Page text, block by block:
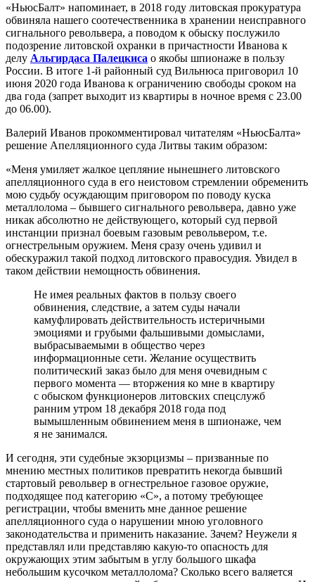
«НьюсБалт» напоминает, в 2018 году литовская прокуратура
обвиняла нашего соотечественника в хранении неисправного
сигнального револьвера, а поводом к обыску послужило
подозрение литовской охранки в причастности Иванова к
делу Альгирдаса Палецкиса о якобы шпионаже в пользу
России. В итоге 1-й районный суд Вильнюса приговорил 10
июня 2020 года Иванова к ограничению свободы сроком на
два года (запрет выходит из квартиры в ночное время с 23.00
до 06.00).
Валерий Иванов прокомментировал читателям «НьюсБалта»
решение Апелляционного суда Литвы таким образом:
«Меня умиляет жалкое цепляние нынешнего литовского
апелляционного суда в его неистовом стремлении обременить
мою судьбу осуждающим приговором по поводу куска
металлолома – бывшего сигнального револьвера, давно уже
никак абсолютно не действующего, который суд первой
инстанции признал боевым газовым револьвером, т.е.
огнестрельным оружием. Меня сразу очень удивил и
обескуражил такой подход литовского правосудия. Увидел в
таком действии немощность обвинения.
Не имея реальных фактов в пользу своего
обвинения, следствие, а затем суды начали
камуфлировать действительность истеричными
эмоциями и грубыми фальшивыми домыслами,
выбрасываемыми в общество через
информационные сети. Желание осуществить
политический заказ было для меня очевидным с
первого момента — вторжения ко мне в квартиру
с обыском функционеров литовских спецслужб
ранним утром 18 декабря 2018 года под
вымышленным обвинением меня в шпионаже, чем
я не занимался.
И сегодня, эти судебные экзорцизмы – призванные по
мнению местных политиков превратить некогда бывший
стартовый револьвер в огнестрельное газовое оружие,
подходящее под категорию «С», а потому требующее
регистрации, чтобы вменить мне данное решение
апелляционного суда о нарушении мною уголовного
законодательства и применить наказание. Зачем? Неужели я
представлял или представляю какую-то опасность для
окружающих этим забытым в углу большого шкафа
небольшим кусочком металлолома? Сколько всего валяется